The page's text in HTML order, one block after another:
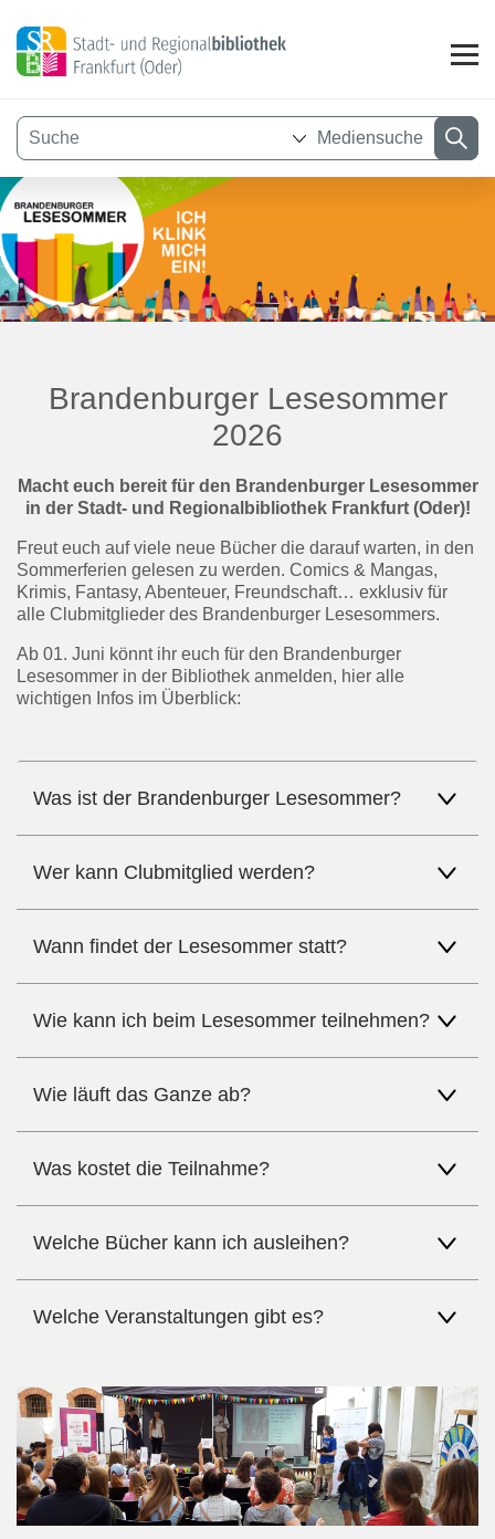
Visuelle
Assistenzsoftware
öffnen.
Mediensuche
Brandenburger Lesesommer
2026
Macht euch bereit für den Brandenburger Lesesommer
in der Stadt- und Regionalbibliothek Frankfurt (Oder)!
Freut euch auf viele neue Bücher die darauf warten, in den
Sommerferien gelesen zu werden. Comics & Mangas,
Krimis, Fantasy, Abenteuer, Freundschaft… exklusiv für
alle Clubmitglieder des Brandenburger Lesesommers.
Ab 01. Juni könnt ihr euch für den Brandenburger
Lesesommer in der Bibliothek anmelden, hier alle
wichtigen Infos im Überblick:
Was ist der Brandenburger Lesesommer?
Wer kann Clubmitglied werden?
Wann findet der Lesesommer statt?
Wie kann ich beim Lesesommer teilnehmen?
Wie läuft das Ganze ab?
Was kostet die Teilnahme?
Welche Bücher kann ich ausleihen?
Welche Veranstaltungen gibt es?